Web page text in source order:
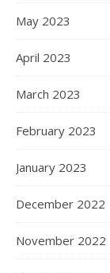
May 2023
April 2023
March 2023
February 2023
January 2023
December 2022
November 2022